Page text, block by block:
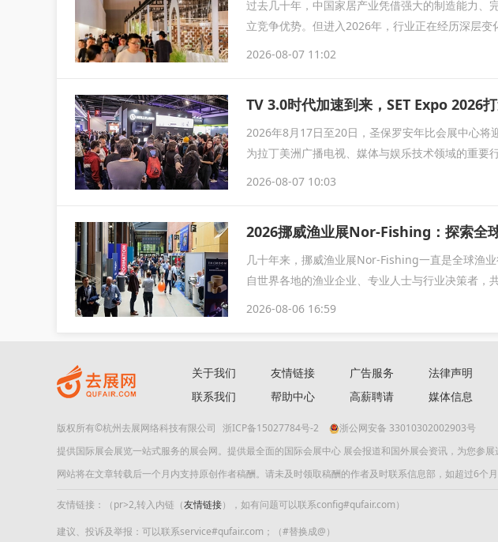
过去几十年，中国家居产业凭借强大的制造能力、
立竞争优势。但进入2026年，行业正在经历深层
2026-08-07 11:02
TV 3.0时代加速到来，SET Expo 2026
2026年8月17日至20日，圣保罗安年比会展中心将
为拉丁美洲广播电视、媒体与娱乐技术领域的重要
2026-08-07 10:03
2026挪威渔业展Nor-Fishing：探索全
几十年来，挪威渔业展Nor-Fishing一直是全球渔
自世界各地的渔业企业、专业人士与行业决策者，
2026-08-06 16:59
关于我们
联系我们
友情链接
帮助中心
广告服务
高薪聘请
法律声明
媒体信息
版权所有©杭州去展网络科技有限公司 浙ICP备15027784号-2
浙公网安备 33010302002903号
提供国际展会展览一站式服务的展会网。提供最全面的国际会展中心 展会报道和国外展会资讯，为您参
网站将在文章转载后一个月内支持原创作者稿酬。请未及时领取稿酬的作者及时联系信息部，如超过6
友情链接：（pr>2,转入内链（友情链接），如有问题可以联系config#qufair.com）
建议、投诉及举报：可以联系service#qufair.com；（#替换成@）